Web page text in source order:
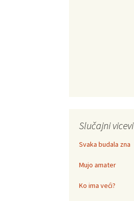
Slučajni vicevi
Svaka budala zna
Mujo amater
Ko ima veći?